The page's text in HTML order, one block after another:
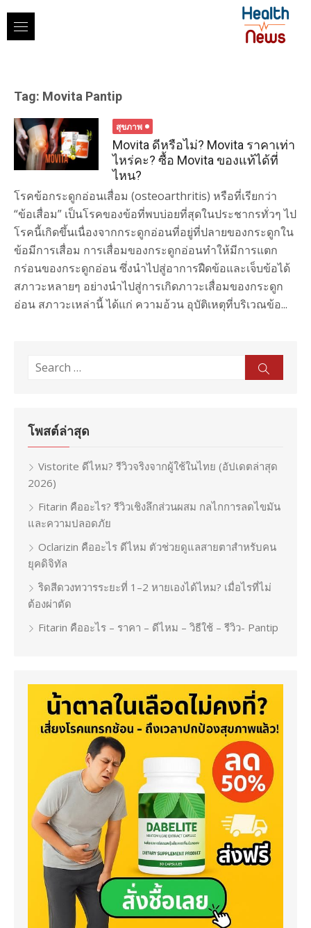
content
Tag: Movita Pantip
สุขภาพ
Movita ดีหรือไม่? Movita ราคาเท่า
ไหร่คะ? ซื้อ Movita ของแท้ได้ที่
ไหน?
โรคข้อกระดูกอ่อนเสื่อม (osteoarthritis) หรือที่เรียกว่า
“ข้อเสื่อม” เป็นโรคของข้อที่พบบ่อยที่สุดในประชากรทั่วๆ ไป
โรคนี้เกิดขึ้นเนื่องจากกระดูกอ่อนที่อยู่ที่ปลายของกระดูกใน
ข้อมีการเสื่อม การเสื่อมของกระดูกอ่อนทำให้มีการแตก
กร่อนของกระดูกอ่อน ซึ่งนำไปสู่อาการฝืดข้อและเจ็บข้อได้
สภาวะหลายๆ อย่างนำไปสู่การเกิดภาวะเสื่อมของกระดูก
อ่อน สภาวะเหล่านี้ ได้แก่ ความอ้วน อุบัติเหตุที่บริเวณข้อ...
Search
โพสต์ล่าสุด
Vistorite ดีไหม? รีวิวจริงจากผู้ใช้ในไทย (อัปเดตล่าสุด
2026)
Fitarin คืออะไร? รีวิวเชิงลึกส่วนผสม กลไกการลดไขมัน
และความปลอดภัย
Oclarizin คืออะไร ดีไหม ตัวช่วยดูแลสายตาสำหรับคน
ยุคดิจิทัล
ริดสีดวงทวารระยะที่ 1–2 หายเองได้ไหม? เมื่อไรที่ไม่
ต้องผ่าตัด
Fitarin คืออะไร – ราคา – ดีไหม – วิธีใช้ – รีวิว- Pantip